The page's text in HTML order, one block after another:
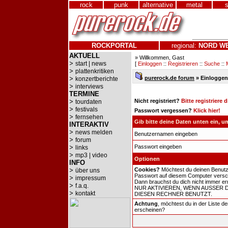
rock punk alternative metal
ROCKPORTAL regional: NORD
AKTUELL
> start | news
> plattenkritiken
> konzertberichte
> interviews
TERMINE
> tourdaten
> festivals
> fernsehen
INTERAKTIV
> news melden
> forum
> links
> mp3 | video
INFO
> über uns
> impressum
> f.a.q.
> kontakt
» Willkommen, Gast
[ Einloggen :: Registrieren :: Suche ::
purerock.de forum » Einloggen
Nicht registriert? Bitte registriere
Passwort vergessen? Klick hier!
Gib bitte deine Daten unten ein,
Benutzernamen eingeben
Passwort eingeben
Optionen
Cookies? Möchtest du deinen
Passwort auf diesem Computer
Dann brauchst du dich nicht immer
NUR AKTIVIEREN, WENN AUSSER
DIESEN RECHNER BENUTZT.
Achtung , möchtest du in der Liste
erscheinen?